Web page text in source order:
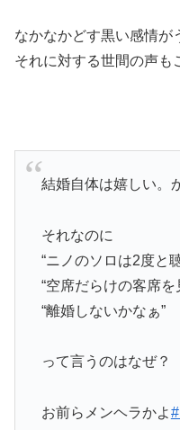
なかなかどす黒い感情が
それに対する世間の声も
結婚自体は嬉しい。
それなのに
“ニノのソロは2度と
“空席だらけの客席を
“離婚しないかなぁ”
って言うのはなぜ？
お前らメンヘラかよ